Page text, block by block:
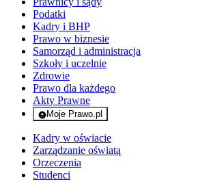
Podatki
Kadry i BHP
Prawo w biznesie
Samorząd i administracja
Szkoły i uczelnie
Zdrowie
Prawo dla każdego
Akty Prawne
Moje Prawo.pl
- rejestracja i logowanie do serwisu
Kadry w oświacie
Zarządzanie oświatą
Orzeczenia
Studenci